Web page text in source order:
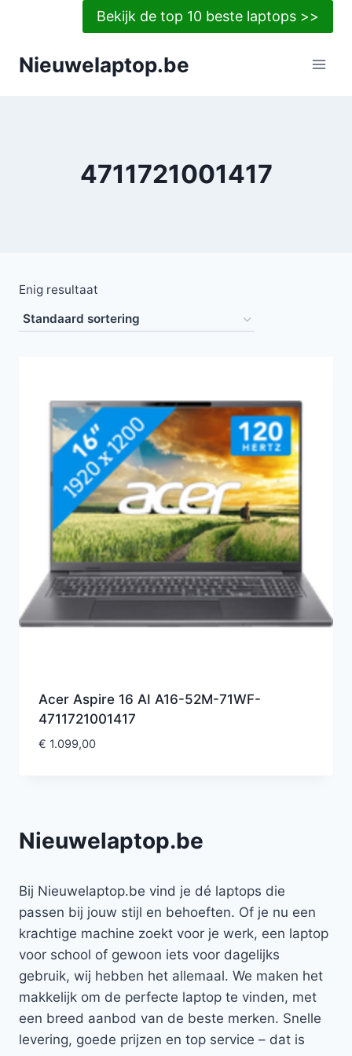
Bekijk de top 10 beste laptops >>
Nieuwelaptop.be
4711721001417
Enig resultaat
Acer Aspire 16 AI A16-52M-71WF-
4711721001417
€ 1.099,00
Nieuwelaptop.be
Bij Nieuwelaptop.be vind je dé laptops die
passen bij jouw stijl en behoeften. Of je nu een
krachtige machine zoekt voor je werk, een laptop
voor school of gewoon iets voor dagelijks
gebruik, wij hebben het allemaal. We maken het
makkelijk om de perfecte laptop te vinden, met
een breed aanbod van de beste merken. Snelle
levering, goede prijzen en top service – dat is